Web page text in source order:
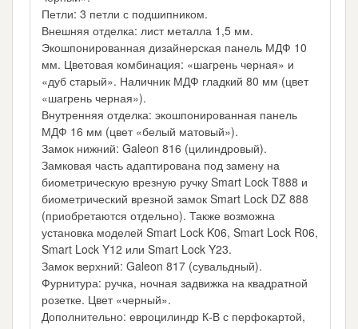
Петли: 3 петли с подшипником.
Внешняя отделка: лист металла 1,5 мм.
Экошпонированная дизайнерская панель МДФ 10
мм. Цветовая комбинация: «шагрень черная» и
«дуб старый». Наличник МДФ гладкий 80 мм (цвет
«шагрень черная»).
Внутренняя отделка: экошпонированная панель
МДФ 16 мм (цвет «белый матовый»).
Замок нижний: Galeon 816 (цилиндровый).
Замковая часть адаптирована под замену на
биометрическую врезную ручку Smart Lock T888 и
биометрический врезной замок Smart Lock DZ 888
(приобретаются отдельно). Также возможна
установка моделей Smart Lock K06, Smart Lock R06,
Smart Lock Y12 или Smart Lock Y23.
Замок верхний: Galeon 817 (сувальдный).
Фурнитура: ручка, ночная задвижка на квадратной
розетке. Цвет «черный».
Дополнительно: евроцилиндр К-В с перфокартой,